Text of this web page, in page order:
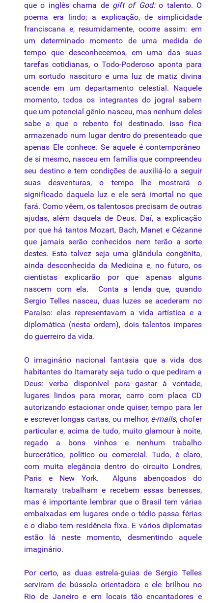
que o inglês chama de gift of God:o talento. O
poema era lindo; a explicação, de simplicidade
franciscana e, resumidamente, ocorre assim: em
um determinado momento de uma medida de
tempo quedesconhecemos, em uma das suas
tarefas cotidianas, o Todo-Poderoso aponta para
um sortudo nascituro e uma luz de matizdivina
acende em um departamento celestial. Naquele
momento, todos os integrantes do jogral sabem
que um potencial gênio nasceu, mas nenhum deles
sabe a queo rebento foi destinado. Isso fica
armazenado num lugar dentro do presenteado que
apenas Ele conhece. Se aquele é contemporâneo
de si mesmo, nasceu em famíliaque compreendeu
seu destino e tem condições de auxiliá-lo a seguir
suas desventuras, o tempo lhe mostrará o
significado daquela luz e ele será imortal no que
fará. Como vêem, os talentosos precisam de outras
ajudas, além daquela de Deus. Daí, a explicação
por quehá tantos Mozart, Bach, Manet e Cézanne
que jamais serão conhecidos nem terão a sorte
destes. Esta talvez seja uma glândula congênita,
ainda desconhecida da Medicina e, no futuro, os
cientistas explicarão porque apenas alguns
nascem com ela.
Conta a lendaque, quando
Sergio Telles nasceu, duas luzes se acederam no
Paraíso: elas representavam a vida artística e a
diplomática (nesta ordem), dois talentos ímpares
do guerreiro da vida.
O imaginário nacional fantasia quea vida dos
habitantes do Itamaraty seja tudo o quepediram a
Deus: verba disponível para gastar à vontade,
lugares lindos para morar, carro com placa CD
autorizando estacionar onde quiser, tempo para ler
e escrever longas cartas, ou melhor, e-mails, chofer
particular e, acima de tudo, muito glamour à noite,
regado a bons vinhos e nenhum trabalho
burocrático, político ou comercial. Tudo, é claro,
com muita elegância dentro do circuito Londres,
Paris e New York.
Alguns abençoados do
Itamaraty trabalham e recebem essas benesses,
mas é importante lembrar queo Brasil tem várias
embaixadas em lugares onde o tédio passa férias
e o diabo tem residência fixa. E vários diplomatas
estão lá neste momento, desmentindo aquele
imaginário.
Por certo, as duas estrela-guias de Sergio Telles
serviram de bússola orientadora e ele brilhou no
Rio de Janeiro e em locais tão encantadores e